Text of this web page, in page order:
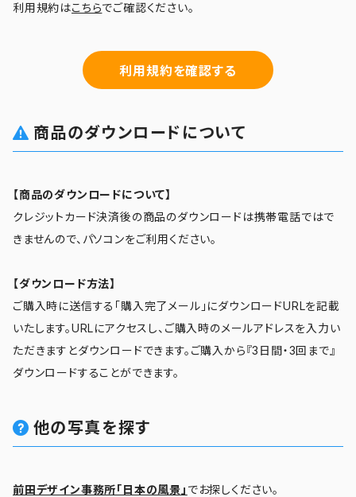
利用規約はこちらでご確認ください。
利用規約を確認する
商品のダウンロードについて
【商品のダウンロードについて】
クレジットカード決済後の商品のダウンロードは携帯電話ではで
きませんので、パソコンをご利用ください。
【ダウンロード方法】
ご購入時に送信する「購入完了メール」にダウンロードURLを記載
いたします。URLにアクセスし、ご購入時のメールアドレスを入力い
ただきますとダウンロードできます。ご購入から『3日間・3回まで』
ダウンロードすることができます。
他の写真を探す
前田デザイン事務所「日本の風景」 でお探しください。